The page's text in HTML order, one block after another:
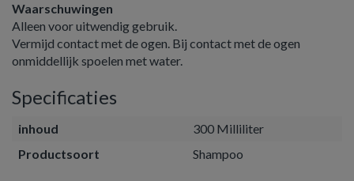
Waarschuwingen
Alleen voor uitwendig gebruik.
Vermijd contact met de ogen. Bij contact met de ogen
onmiddellijk spoelen met water.
Specificaties
inhoud
300 Milliliter
Productsoort
Shampoo